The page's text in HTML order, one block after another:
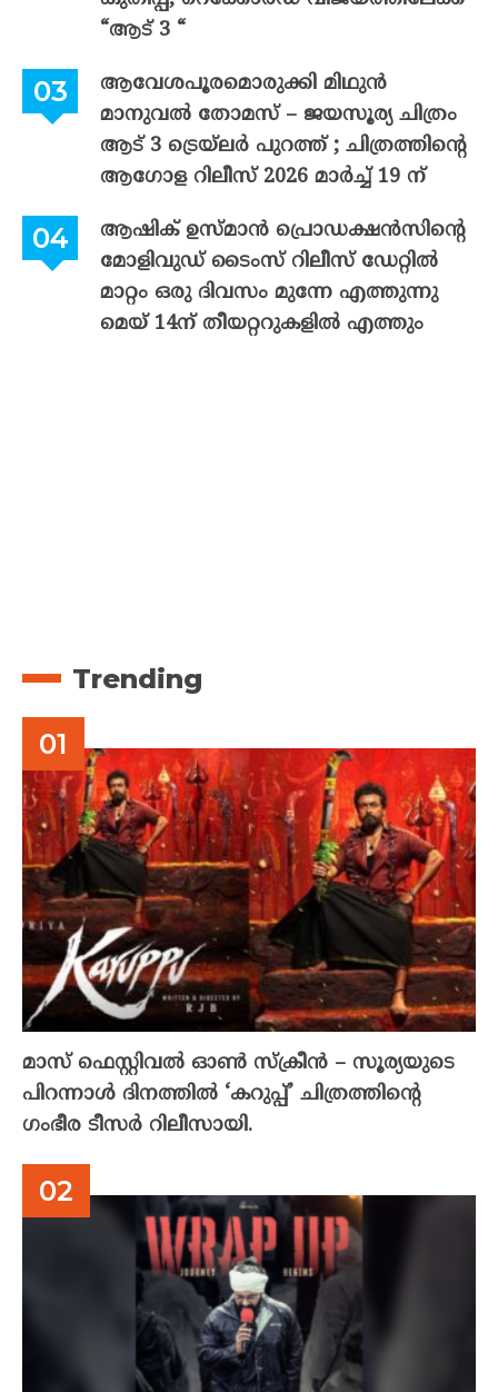
“ആട് 3 “
ആവേശപൂരമൊരുക്കി മിഥുൻ
മാനുവൽ തോമസ് – ജയസൂര്യ ചിത്രം
ആട് 3 ട്രെയ്‌ലർ പുറത്ത് ; ചിത്രത്തിന്റെ
ആഗോള റിലീസ് 2026 മാർച്ച് 19 ന്
ആഷിക് ഉസ്മാൻ പ്രൊഡക്ഷൻസിന്റെ
മോളിവുഡ് ടൈംസ് റിലീസ് ഡേറ്റിൽ
മാറ്റം ഒരു ദിവസം മുന്നേ എത്തുന്നു
മെയ് 14ന് തീയറ്ററുകളിൽ എത്തും
Trending
മാസ് ഫെസ്റ്റിവൽ ഓൺ സ്‌ക്രീൻ – സൂര്യയുടെ
പിറന്നാൾ ദിനത്തിൽ ‘കറുപ്പ്’ ചിത്രത്തിന്റെ
ഗംഭീര ടീസർ റിലീസായി.